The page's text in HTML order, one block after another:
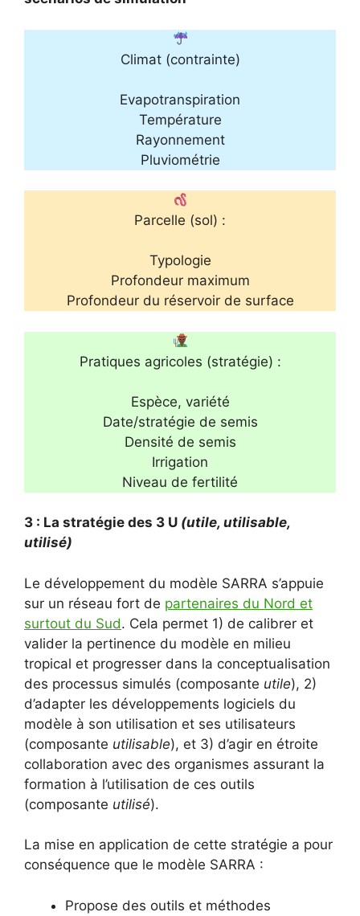
Climat (contrainte)
Evapotranspiration
Température
Rayonnement
Pluviométrie
Parcelle (sol) :
Typologie
Profondeur maximum
Profondeur du réservoir de surface
Pratiques agricoles (stratégie) :
Espèce, variété
Date/stratégie de semis
Densité de semis
Irrigation
Niveau de fertilité
3 : La stratégie des 3 U (utile, utilisable,
utilisé)
Le développement du modèle SARRA s’appuie
sur un réseau fort de partenaires du Nord et
surtout du Sud. Cela permet 1) de calibrer et
valider la pertinence du modèle en milieu
tropical et progresser dans la conceptualisation
des processus simulés (composante utile), 2)
d’adapter les développements logiciels du
modèle à son utilisation et ses utilisateurs
(composante utilisable), et 3) d’agir en étroite
collaboration avec des organismes assurant la
formation à l’utilisation de ces outils
(composante utilisé).
La mise en application de cette stratégie a pour
conséquence que le modèle SARRA :
Propose des outils et méthodes